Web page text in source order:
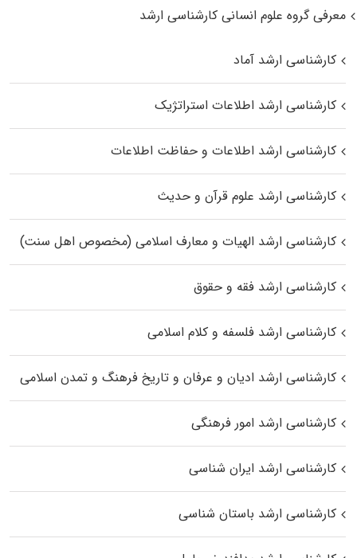
معرفی گروه علوم انسانی کارشناسی ارشد
کارشناسی ارشد آماد
کارشناسی ارشد اطلاعات استراتژیک
کارشناسی ارشد اطلاعات و حفاظت اطلاعات
کارشناسی ارشد علوم قرآن و حدیث
کارشناسی ارشد الهیات و معارف اسلامی (مخصوص اهل سنت)
کارشناسی ارشد فقه و حقوق
کارشناسی ارشد فلسفه و کلام اسلامی
کارشناسی ارشد ادیان و عرفان و تاریخ فرهنگ و تمدن اسلامی
کارشناسی ارشد امور فرهنگی
کارشناسی ارشد ایران شناسی
کارشناسی ارشد باستان شناسی